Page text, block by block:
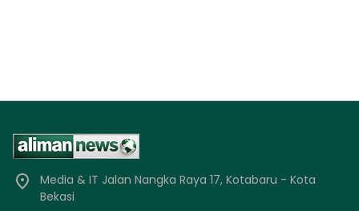
Media & IT Jalan Nangka Raya 17, Kotabaru - Kota
Bekasi